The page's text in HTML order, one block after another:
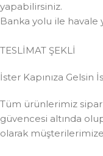
yapabilirsiniz.
Banka yolu ile havale
TESLİMAT ŞEKLİ
İster Kapınıza Gelsin
Tüm ürünlerimiz
güvencesi altında
olarak müşterilerimize